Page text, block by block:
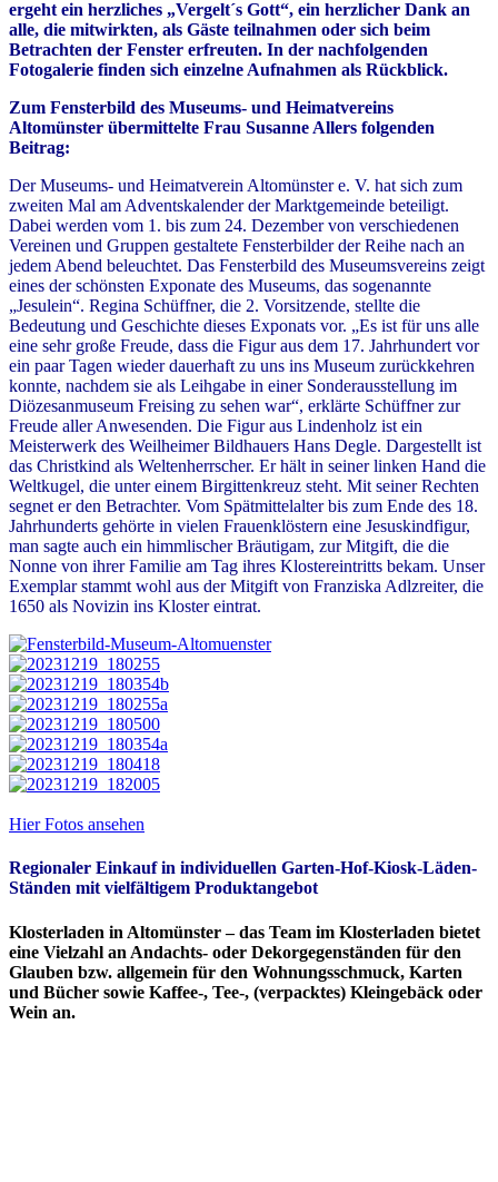
ergeht ein herzliches „Vergelt´s Gott“, ein herzlicher Dank an
alle, die mitwirkten, als Gäste teilnahmen oder sich beim
Betrachten der Fenster erfreuten. In der nachfolgenden
Fotogalerie finden sich einzelne Aufnahmen als Rückblick.
Zum Fensterbild des Museums- und Heimatvereins
Altomünster übermittelte Frau Susanne Allers folgenden
Beitrag:
Der Museums- und Heimatverein Altomünster e. V. hat sich zum
zweiten Mal am Adventskalender der Marktgemeinde beteiligt.
Dabei werden vom 1. bis zum 24. Dezember von verschiedenen
Vereinen und Gruppen gestaltete Fensterbilder der Reihe nach an
jedem Abend beleuchtet. Das Fensterbild des Museumsvereins zeigt
eines der schönsten Exponate des Museums, das sogenannte
„Jesulein“. Regina Schüffner, die 2. Vorsitzende, stellte die
Bedeutung und Geschichte dieses Exponats vor. „Es ist für uns alle
eine sehr große Freude, dass die Figur aus dem 17. Jahrhundert vor
ein paar Tagen wieder dauerhaft zu uns ins Museum zurückkehren
konnte, nachdem sie als Leihgabe in einer Sonderausstellung im
Diözesanmuseum Freising zu sehen war“, erklärte Schüffner zur
Freude aller Anwesenden. Die Figur aus Lindenholz ist ein
Meisterwerk des Weilheimer Bildhauers Hans Degle. Dargestellt ist
das Christkind als Weltenherrscher. Er hält in seiner linken Hand die
Weltkugel, die unter einem Birgittenkreuz steht. Mit seiner Rechten
segnet er den Betrachter. Vom Spätmittelalter bis zum Ende des 18.
Jahrhunderts gehörte in vielen Frauenklöstern eine Jesuskindfigur,
man sagte auch ein himmlischer Bräutigam, zur Mitgift, die die
Nonne von ihrer Familie am Tag ihres Klostereintritts bekam. Unser
Exemplar stammt wohl aus der Mitgift von Franziska Adlzreiter, die
1650 als Novizin ins Kloster eintrat.
Hier Fotos ansehen
Regionaler Einkauf in individuellen Garten-Hof-Kiosk-Läden-
Ständen mit vielfältigem Produktangebot
Klosterladen in Altomünster – das Team im Klosterladen bietet
eine Vielzahl an Andachts- oder Dekorgegenständen für den
Glauben bzw. allgemein für den Wohnungsschmuck, Karten
und Bücher sowie Kaffee-, Tee-, (verpacktes) Kleingebäck oder
Wein an.